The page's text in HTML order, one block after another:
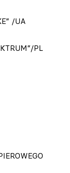
/UA
PL